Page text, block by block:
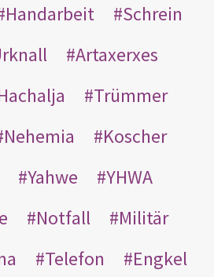
Handarbeit
Schrein
Artaxerxes
Trümmer
Nehemia
Koscher
Yahwe
YHWA
Notfall
Militär
Telefon
Engkel